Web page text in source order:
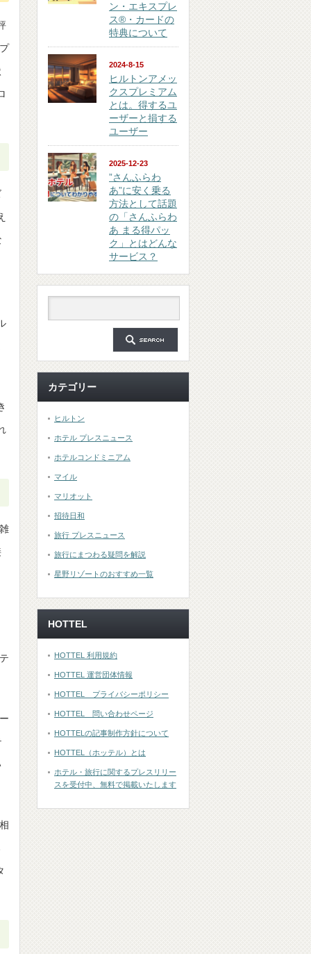
ン・エキスプレ
ス®・カードの
特典について
2024-8-15
ヒルトンアメッ
クスプレミアム
とは。得するユ
ーザーと損する
ユーザー
2025-12-23
”さんふらわ
あ”に安く乗る
方法として話題
の「さんふらわ
あ まる得パッ
ク」とはどんな
サービス？
カテゴリー
ヒルトン
ホテル プレスニュース
ホテルコンドミニアム
マイル
マリオット
招待日和
旅行 プレスニュース
旅行にまつわる疑問を解説
星野リゾートのおすすめ一覧
HOTTEL
HOTTEL 利用規約
HOTTEL 運営団体情報
HOTTEL プライバシーポリシー
HOTTEL 問い合わせページ
HOTTELの記事制作方針について
HOTTEL（ホッテル）とは
ホテル・旅行に関するプレスリリー
スを受付中、無料で掲載いたします